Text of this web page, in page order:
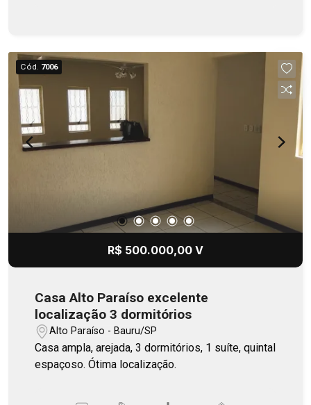
Cód. 7006
R$ 500.000,00 V
Casa Alto Paraíso excelente
localização 3 dormitórios
Alto Paraíso - Bauru/SP
Casa ampla, arejada, 3 dormitórios, 1 suíte, quintal
espaçoso. Ótima localização.